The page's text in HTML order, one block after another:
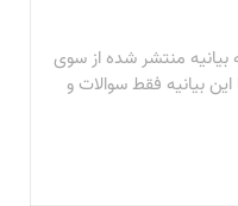
منتشر شده از سوی
بیانیه فقط سوالات و